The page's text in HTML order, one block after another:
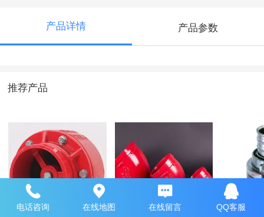
产品详情 产品参数
推荐产品
沟槽消声止回阀 山东潍坊沟槽管件
天广KD
扣
电话咨询 在线地图 在线留言 QQ客服